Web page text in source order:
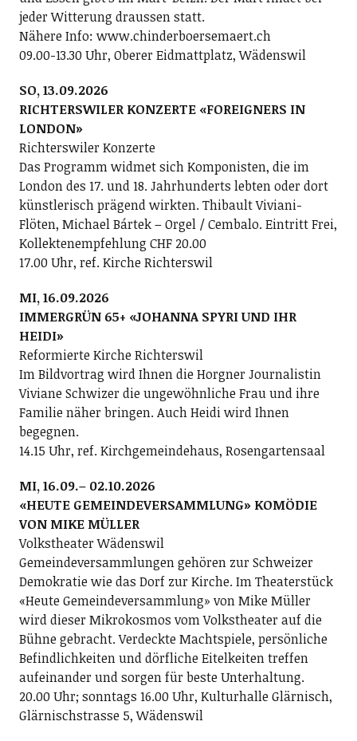
jeder Witterung draussen statt.
Nähere Info: www.chinderboersemaert.ch
09.00-13.30 Uhr, Oberer Eidmattplatz, Wädenswil
SO, 13.09.2026
RICHTERSWILER KONZERTE «FOREIGNERS IN
LONDON»
Richterswiler Konzerte
Das Programm widmet sich Komponisten, die im
London des 17. und 18. Jahrhunderts lebten oder dort
künstlerisch prägend wirkten. Thibault Viviani-
Flöten, Michael Bártek – Orgel / Cembalo. Eintritt Frei,
Kollektenempfehlung CHF 20.00
17.00 Uhr, ref. Kirche Richterswil
MI, 16.09.2026
IMMERGRÜN 65+ «JOHANNA SPYRI UND IHR
HEIDI»
Reformierte Kirche Richterswil
Im Bildvortrag wird Ihnen die Horgner Journalistin
Viviane Schwizer die ungewöhnliche Frau und ihre
Familie näher bringen. Auch Heidi wird Ihnen
begegnen.
14.15 Uhr, ref. Kirchgemeindehaus, Rosengartensaal
MI, 16.09.– 02.10.2026
«HEUTE GEMEINDEVERSAMMLUNG» KOMÖDIE
VON MIKE MÜLLER
Volkstheater Wädenswil
Gemeindeversammlungen gehören zur Schweizer
Demokratie wie das Dorf zur Kirche. Im Theaterstück
«Heute Gemeindeversammlung» von Mike Müller
wird dieser Mikrokosmos vom Volkstheater auf die
Bühne gebracht. Verdeckte Machtspiele, persönliche
Befindlichkeiten und dörfliche Eitelkeiten treffen
aufeinander und sorgen für beste Unterhaltung.
20.00 Uhr; sonntags 16.00 Uhr, Kulturhalle Glärnisch,
Glärnischstrasse 5, Wädenswil